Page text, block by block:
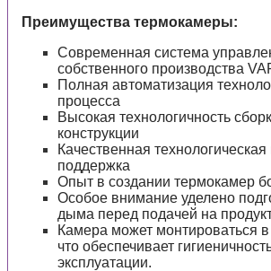
Преимущества термокамеры:
Современная система
собственного производства
Полная автоматизация
процесса
Высокая технологичность
конструкции
Качественная технологическая
поддержка
Опыт в создании термокамер
Особое внимание уделено
дыма перед подачей на
Камера может монтироваться
что обеспечивает
эксплуатации.